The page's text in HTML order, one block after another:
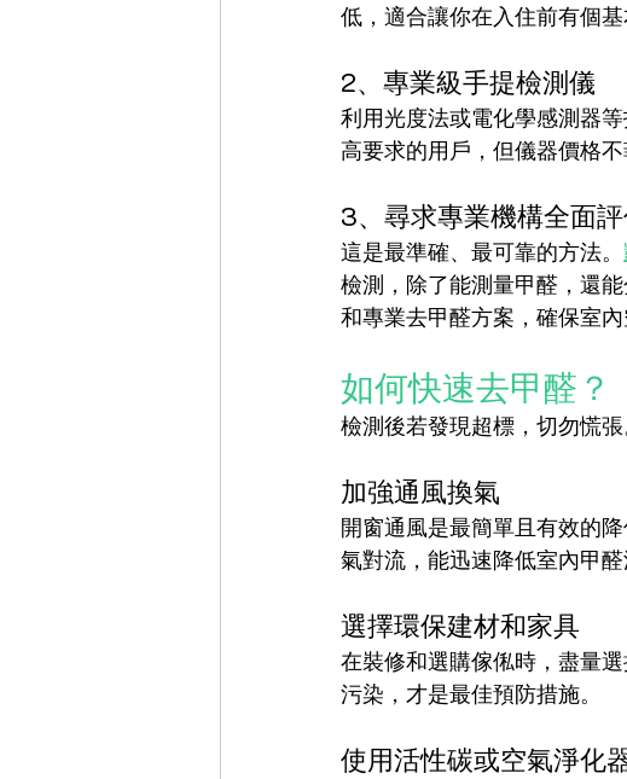
低，適合讓你在入住前有個
2、專業級手提檢測儀
利用光度法或電化學感測器
高要求的用戶，但儀器價格不
3、尋求專業機構全面
這是最準確、最可靠的方法。
檢測，除了能測量甲醛，還
和專業去甲醛方案，確保室內
如何快速去甲醛？
檢測後若發現超標，切勿慌
加強通風換氣
開窗通風是最簡單且有效的
氣對流，能迅速降低室內甲
選擇環保建材和家具
在裝修和選購傢俬時，盡量
污染，才是最佳預防措施。
使用活性碳或空氣淨化